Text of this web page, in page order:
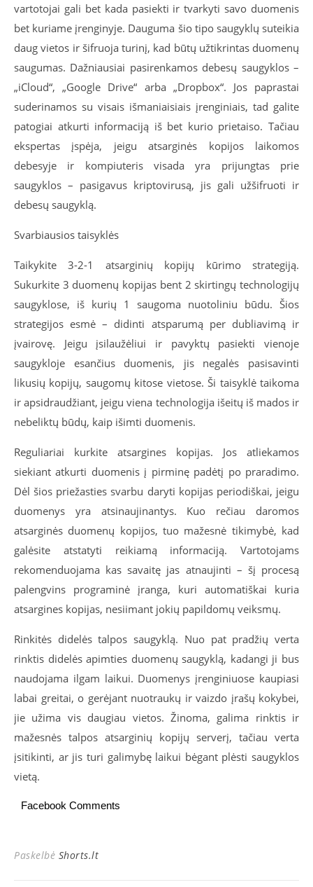
vartotojai gali bet kada pasiekti ir tvarkyti savo duomenis
bet kuriame įrenginyje. Dauguma šio tipo saugyklų suteikia
daug vietos ir šifruoja turinį, kad būtų užtikrintas duomenų
saugumas. Dažniausiai pasirenkamos debesų saugyklos –
„iCloud“, „Google Drive“ arba „Dropbox“. Jos paprastai
suderinamos su visais išmaniaisiais įrenginiais, tad galite
patogiai atkurti informaciją iš bet kurio prietaiso. Tačiau
ekspertas įspėja, jeigu atsarginės kopijos laikomos
debesyje ir kompiuteris visada yra prijungtas prie
saugyklos – pasigavus kriptovirusą, jis gali užšifruoti ir
debesų saugyklą.
Svarbiausios taisyklės
Taikykite 3-2-1 atsarginių kopijų kūrimo strategiją.
Sukurkite 3 duomenų kopijas bent 2 skirtingų technologijų
saugyklose, iš kurių 1 saugoma nuotoliniu būdu. Šios
strategijos esmė – didinti atsparumą per dubliavimą ir
įvairovę. Jeigu įsilaužėliui ir pavyktų pasiekti vienoje
saugykloje esančius duomenis, jis negalės pasisavinti
likusių kopijų, saugomų kitose vietose. Ši taisyklė taikoma
ir apsidraudžiant, jeigu viena technologija išeitų iš mados ir
nebeliktų būdų, kaip išimti duomenis.
Reguliariai kurkite atsargines kopijas. Jos atliekamos
siekiant atkurti duomenis į pirminę padėtį po praradimo.
Dėl šios priežasties svarbu daryti kopijas periodiškai, jeigu
duomenys yra atsinaujinantys. Kuo rečiau daromos
atsarginės duomenų kopijos, tuo mažesnė tikimybė, kad
galėsite atstatyti reikiamą informaciją. Vartotojams
rekomenduojama kas savaitę jas atnaujinti – šį procesą
palengvins programinė įranga, kuri automatiškai kuria
atsargines kopijas, nesiimant jokių papildomų veiksmų.
Rinkitės didelės talpos saugyklą. Nuo pat pradžių verta
rinktis didelės apimties duomenų saugyklą, kadangi ji bus
naudojama ilgam laikui. Duomenys įrenginiuose kaupiasi
labai greitai, o gerėjant nuotraukų ir vaizdo įrašų kokybei,
jie užima vis daugiau vietos. Žinoma, galima rinktis ir
mažesnės talpos atsarginių kopijų serverį, tačiau verta
įsitikinti, ar jis turi galimybę laikui bėgant plėsti saugyklos
vietą.
Facebook Comments
Paskelbė Shorts.lt